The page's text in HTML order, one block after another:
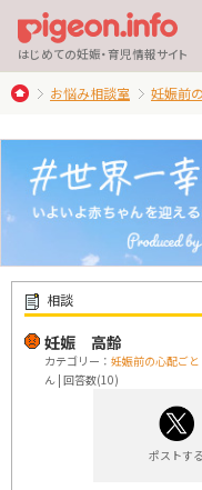
はじめての妊娠・育児情報サイト
お悩み相談室 妊娠前
相談
妊娠 高齢
カテゴリー： 妊娠前の心配ごと
ん | 回答数(10)
ポストする